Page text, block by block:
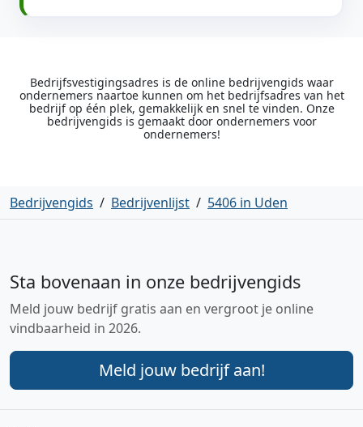
Bedrijfsvestigingsadres is de online bedrijvengids waar
ondernemers naartoe kunnen om het bedrijfsadres van het
bedrijf op één plek, gemakkelijk en snel te vinden. Onze
bedrijvengids is gemaakt door ondernemers voor
ondernemers!
Bedrijvengids / Bedrijvenlijst / 5406 in Uden
Sta bovenaan in onze bedrijvengids
Meld jouw bedrijf gratis aan en vergroot je online
vindbaarheid in 2026.
Meld jouw bedrijf aan!